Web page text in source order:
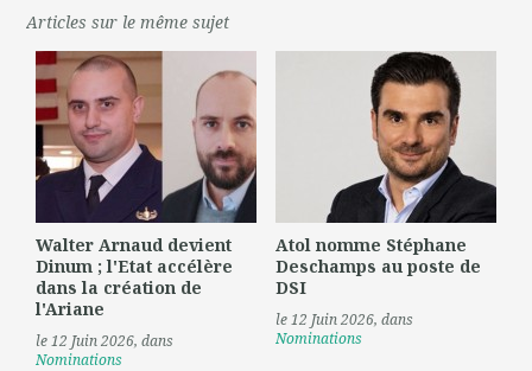
Articles sur le même sujet
Walter Arnaud devient
Dinum ; l'Etat accélère
dans la création de
l'Ariane
le 12 Juin 2026, dans
Nominations
Atol nomme Stéphane
Deschamps au poste de
DSI
le 12 Juin 2026, dans
Nominations